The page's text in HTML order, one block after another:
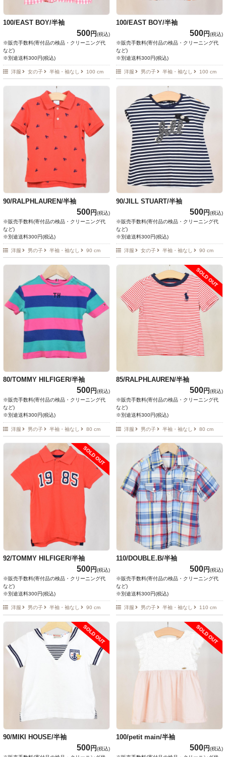
100/EAST BOY/半袖
500円(税込)
※販売手数料(寄付品の検品・クリーニング代
など)
※別途送料300円(税込)
洋服 女の子 半袖・袖なし 100 cm
100/EAST BOY/半袖
500円(税込)
※販売手数料(寄付品の検品・クリーニング代
など)
※別途送料300円(税込)
洋服 男の子 半袖・袖なし 100 cm
90/RALPHLAUREN/半袖
500円(税込)
※販売手数料(寄付品の検品・クリーニング代
など)
※別途送料300円(税込)
洋服 男の子 半袖・袖なし 90 cm
90/JILL STUART/半袖
500円(税込)
※販売手数料(寄付品の検品・クリーニング代
など)
※別途送料300円(税込)
洋服 女の子 半袖・袖なし 90 cm
80/TOMMY HILFIGER/半袖
500円(税込)
※販売手数料(寄付品の検品・クリーニング代
など)
※別途送料300円(税込)
洋服 男の子 半袖・袖なし 80 cm
SOLD OUT
85/RALPHLAUREN/半袖
500円(税込)
※販売手数料(寄付品の検品・クリーニング代
など)
※別途送料300円(税込)
洋服 男の子 半袖・袖なし 80 cm
SOLD OUT
92/TOMMY HILFIGER/半袖
500円(税込)
※販売手数料(寄付品の検品・クリーニング代
など)
※別途送料300円(税込)
洋服 男の子 半袖・袖なし 90 cm
110/DOUBLE.B/半袖
500円(税込)
※販売手数料(寄付品の検品・クリーニング代
など)
※別途送料300円(税込)
洋服 男の子 半袖・袖なし 110 cm
SOLD OUT
90/MIKI HOUSE/半袖
500円(税込)
SOLD OUT
100/petit main/半袖
500円(税込)